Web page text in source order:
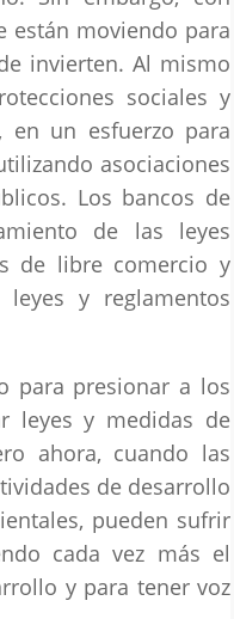
están moviendo para
invierten. Al mismo
sociales y
en un esfuerzo para
asociaciones
Los bancos de
de las leyes
de libre comercio y
y reglamentos
para presionar a los
leyes y medidas de
ahora, cuando las
de desarrollo
pueden sufrir
cada vez más el
y para tener voz